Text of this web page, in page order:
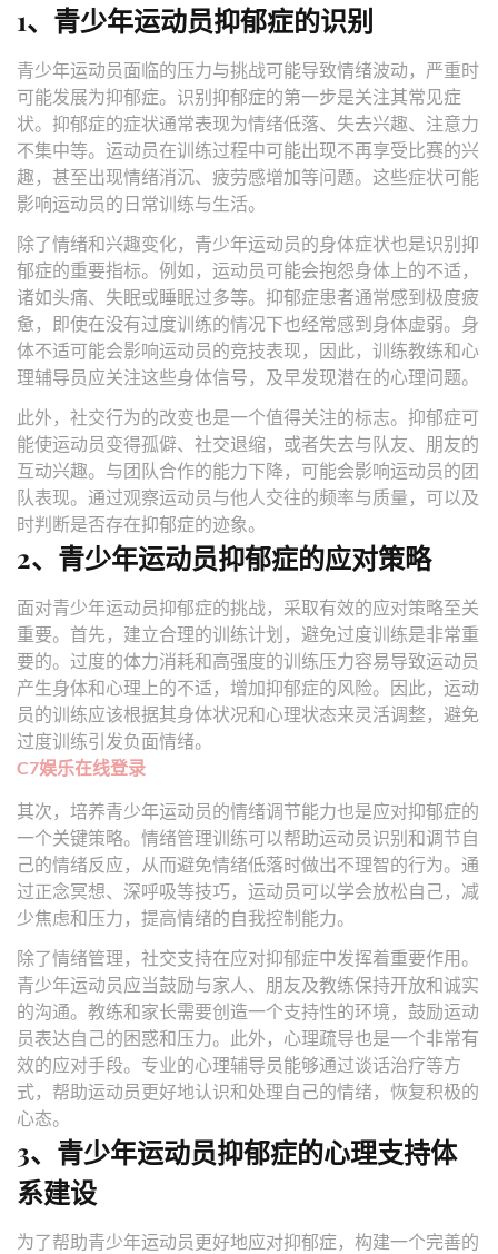
1、青少年运动员抑郁症的识别
青少年运动员面临的压力与挑战可能导致情绪波动，严重时
可能发展为抑郁症。识别抑郁症的第一步是关注其常见症
状。抑郁症的症状通常表现为情绪低落、失去兴趣、注意力
不集中等。运动员在训练过程中可能出现不再享受比赛的兴
趣，甚至出现情绪消沉、疲劳感增加等问题。这些症状可能
影响运动员的日常训练与生活。
除了情绪和兴趣变化，青少年运动员的身体症状也是识别抑
郁症的重要指标。例如，运动员可能会抱怨身体上的不适，
诸如头痛、失眠或睡眠过多等。抑郁症患者通常感到极度疲
惫，即使在没有过度训练的情况下也经常感到身体虚弱。身
体不适可能会影响运动员的竞技表现，因此，训练教练和心
理辅导员应关注这些身体信号，及早发现潜在的心理问题。
此外，社交行为的改变也是一个值得关注的标志。抑郁症可
能使运动员变得孤僻、社交退缩，或者失去与队友、朋友的
互动兴趣。与团队合作的能力下降，可能会影响运动员的团
队表现。通过观察运动员与他人交往的频率与质量，可以及
时判断是否存在抑郁症的迹象。
2、青少年运动员抑郁症的应对策略
面对青少年运动员抑郁症的挑战，采取有效的应对策略至关
重要。首先，建立合理的训练计划，避免过度训练是非常重
要的。过度的体力消耗和高强度的训练压力容易导致运动员
产生身体和心理上的不适，增加抑郁症的风险。因此，运动
员的训练应该根据其身体状况和心理状态来灵活调整，避免
过度训练引发负面情绪。
C7娱乐在线登录
其次，培养青少年运动员的情绪调节能力也是应对抑郁症的
一个关键策略。情绪管理训练可以帮助运动员识别和调节自
己的情绪反应，从而避免情绪低落时做出不理智的行为。通
过正念冥想、深呼吸等技巧，运动员可以学会放松自己，减
少焦虑和压力，提高情绪的自我控制能力。
除了情绪管理，社交支持在应对抑郁症中发挥着重要作用。
青少年运动员应当鼓励与家人、朋友及教练保持开放和诚实
的沟通。教练和家长需要创造一个支持性的环境，鼓励运动
员表达自己的困惑和压力。此外，心理疏导也是一个非常有
效的应对手段。专业的心理辅导员能够通过谈话治疗等方
式，帮助运动员更好地认识和处理自己的情绪，恢复积极的
心态。
3、青少年运动员抑郁症的心理支持体
系建设
为了帮助青少年运动员更好地应对抑郁症，构建一个完善的